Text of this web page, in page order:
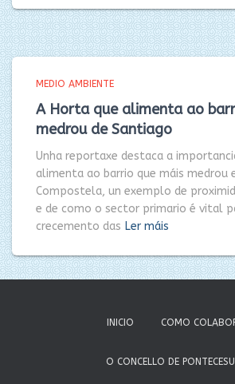
MEDIO AMBIENTE
A Horta que alimenta ao
medrou de Santiago
Unha reportaxe destaca a
alimenta ao barrio que máis medrou
Compostela, un exemplo de
e de como o sector primario é vital
crecemento das Ler máis
INICIO COMO
O CONCELLO DE